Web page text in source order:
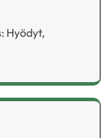
Hyödyt,